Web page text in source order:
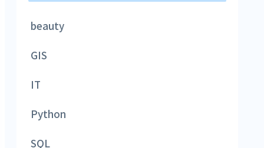
beauty
GIS
IT
Python
SQL